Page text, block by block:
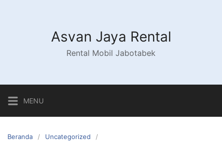
Asvan Jaya Rental
Rental Mobil Jabotabek
MENU
Beranda
Uncategorized